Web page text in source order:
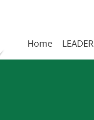
Home LEADER